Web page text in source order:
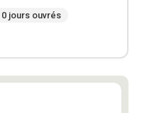
jours ouvrés